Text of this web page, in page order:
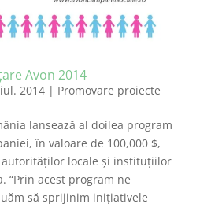
Avon 2014
2014| Promovare proiecte
lansează al doilea program
în valoare de 100,000 $,
locale și instituțiilor
“Prin acest program ne
să sprijinim inițiativele